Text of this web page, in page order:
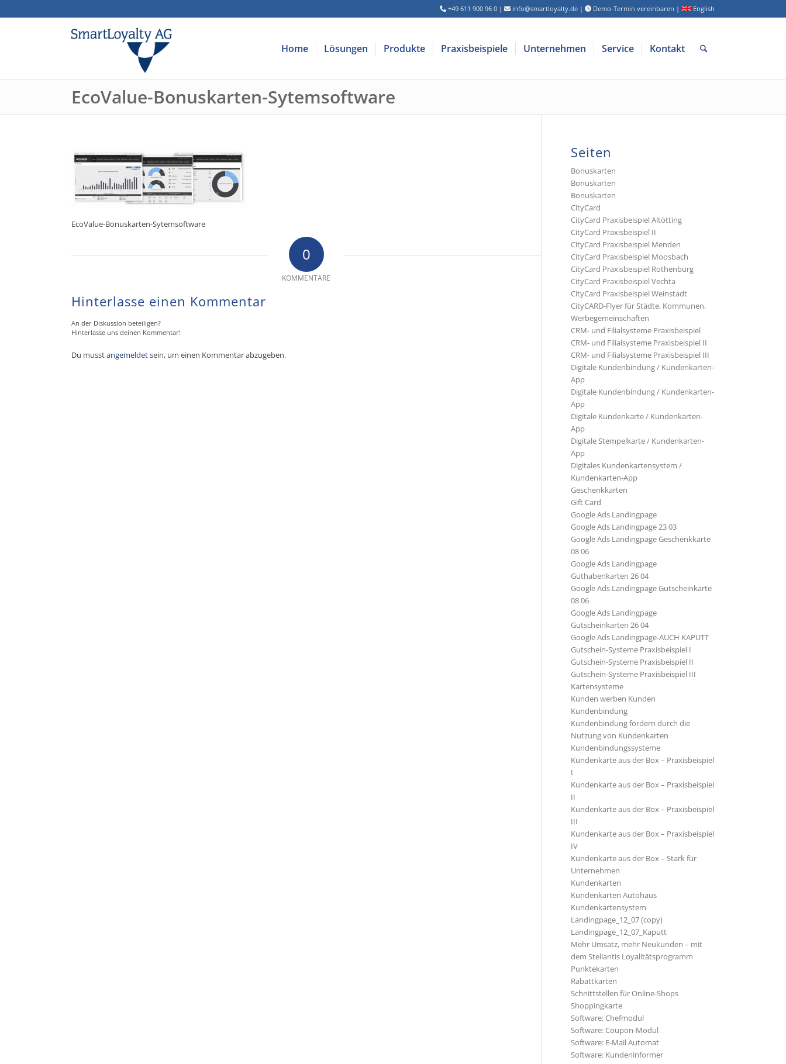
+49 611 900 96 0 | info@smartloyalty.de | Demo-Termin vereinbaren | English
Home Lösungen Produkte Praxisbeispiele Unternehmen Service Kontakt
EcoValue-Bonuskarten-Sytemsoftware
EcoValue-Bonuskarten-Sytemsoftware
0
KOMMENTARE
Hinterlasse einen Kommentar
An der Diskussion beteiligen?
Hinterlasse uns deinen Kommentar!
Du musstangemeldetsein, um einen Kommentar abzugeben.
Seiten
Bonuskarten
Bonuskarten
Bonuskarten
CityCard
CityCard Praxisbeispiel Altötting
CityCard Praxisbeispiel II
CityCard Praxisbeispiel Menden
CityCard Praxisbeispiel Moosbach
CityCard Praxisbeispiel Rothenburg
CityCard Praxisbeispiel Vechta
CityCard Praxisbeispiel Weinstadt
CityCARD-Flyer für Städte, Kommunen,
Werbegemeinschaften
CRM- und Filialsysteme Praxisbeispiel
CRM- und Filialsysteme Praxisbeispiel II
CRM- und Filialsysteme Praxisbeispiel III
Digitale Kundenbindung / Kundenkarten-
App
Digitale Kundenbindung / Kundenkarten-
App
Digitale Kundenkarte / Kundenkarten-
App
Digitale Stempelkarte / Kundenkarten-
App
Digitales Kundenkartensystem /
Kundenkarten-App
Geschenkkarten
Gift Card
Google Ads Landingpage
Google Ads Landingpage 23 03
Google Ads Landingpage Geschenkkarte
08 06
Google Ads Landingpage
Guthabenkarten 26 04
Google Ads Landingpage Gutscheinkarte
08 06
Google Ads Landingpage
Gutscheinkarten 26 04
Google Ads Landingpage-AUCH KAPUTT
Gutschein-Systeme Praxisbeispiel I
Gutschein-Systeme Praxisbeispiel II
Gutschein-Systeme Praxisbeispiel III
Kartensysteme
Kunden werben Kunden
Kundenbindung
Kundenbindung fördern durch die
Nutzung von Kundenkarten
Kundenbindungssysteme
Kundenkarte aus der Box – Praxisbeispiel
I
Kundenkarte aus der Box – Praxisbeispiel
II
Kundenkarte aus der Box – Praxisbeispiel
III
Kundenkarte aus der Box – Praxisbeispiel
IV
Kundenkarte aus der Box – Stark für
Unternehmen
Kundenkarten
Kundenkarten Autohaus
Kundenkartensystem
Landingpage_12_07 (copy)
Landingpage_12_07_Kaputt
Mehr Umsatz, mehr Neukunden – mit
dem Stellantis Loyalitätsprogramm
Punktekarten
Rabattkarten
Schnittstellen für Online-Shops
Shoppingkarte
Software: Chefmodul
Software: Coupon-Modul
Software: E-Mail Automat
Software: Kundeninformer